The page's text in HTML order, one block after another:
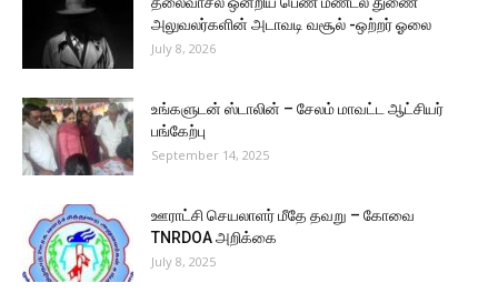
அலுவலர்களின் அடாவடி வசூல் -ஒற்றர் ஓலை
July 8, 2026
உங்களுடன் ஸ்டாலின் – சேலம் மாவட்ட ஆட்சியர்
பங்கேற்பு
September 14, 2025
ஊராட்சி செயலாளர் மீதே தவறு – கோவை
TNRDOA அறிக்கை
July 8, 2025